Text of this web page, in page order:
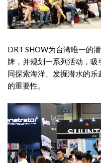
DRT SHOW为台湾唯一的
牌，并规划一系列活动，
同探索海洋、发掘潜水的
的重要性。